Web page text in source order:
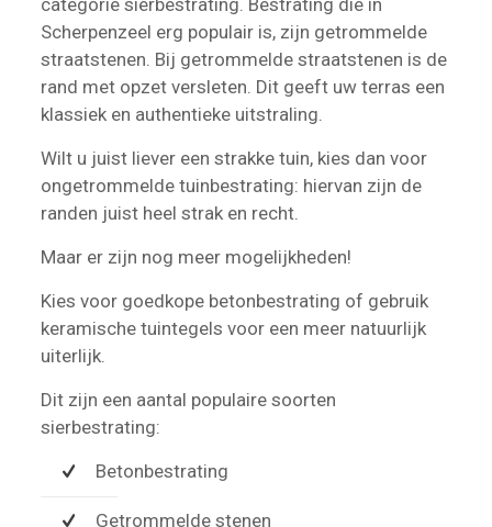
categorie sierbestrating. Bestrating die in
Scherpenzeel erg populair is, zijn getrommelde
straatstenen. Bij getrommelde straatstenen is de
rand met opzet versleten. Dit geeft uw terras een
klassiek en authentieke uitstraling.
Wilt u juist liever een strakke tuin, kies dan voor
ongetrommelde tuinbestrating: hiervan zijn de
randen juist heel strak en recht.
Maar er zijn nog meer mogelijkheden!
Kies voor goedkope betonbestrating of gebruik
keramische tuintegels voor een meer natuurlijk
uiterlijk.
Dit zijn een aantal populaire soorten
sierbestrating:
Betonbestrating
Getrommelde stenen